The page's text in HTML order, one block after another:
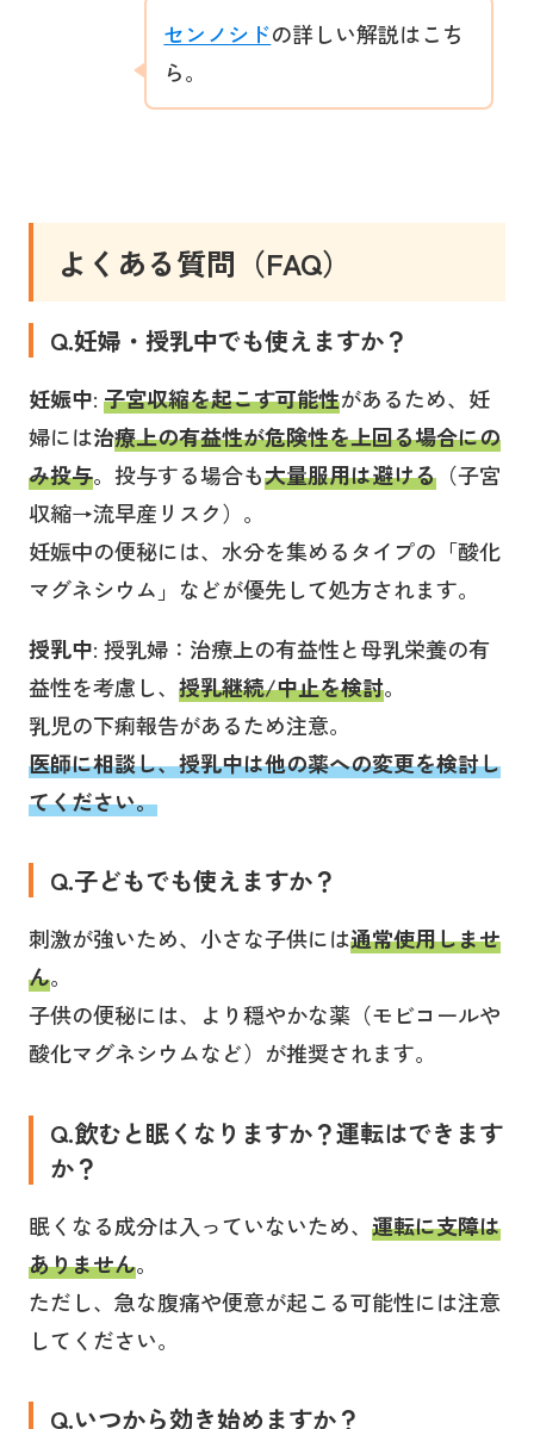
センノシドの詳しい解説はこち
ら。
よくある質問（FAQ）
Q.妊婦・授乳中でも使えますか？
妊娠中: 子宮収縮を起こす可能性があるため、妊
婦には治療上の有益性が危険性を上回る場合にの
み投与。投与する場合も大量服用は避ける （子宮
収縮→流早産リスク）。
妊娠中の便秘には、水分を集めるタイプの「酸化
マグネシウム」などが優先して処方されます。
授乳中: 授乳婦：治療上の有益性と母乳栄養の有
益性を考慮し、 授乳継続/中止を検討。
乳児の下痢報告があるため注意。
医師に相談し、授乳中は他の薬への変更を検討し
てください。
Q.子どもでも使えますか？
刺激が強いため、小さな子供には通常使用しませ
ん。
子供の便秘には、より穏やかな薬（モビコールや
酸化マグネシウムなど）が推奨されます。
Q.飲むと眠くなりますか？運転はできます
か？
眠くなる成分は入っていないため、 運転に支障は
ありません。
ただし、急な腹痛や便意が起こる可能性には注意
してください。
Q.いつから効き始めますか？